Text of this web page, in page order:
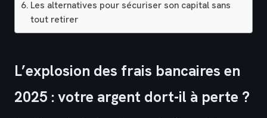
Les alternatives pour sécuriser son capital sans
tout retirer
L’explosion des frais bancaires en
2025 : votre argent dort-il à perte ?